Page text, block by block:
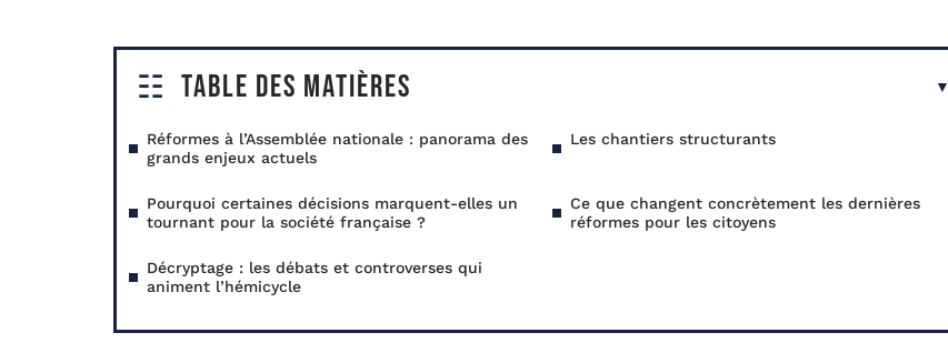
Table des matières
Réformes à l’Assemblée nationale : panorama des
grands enjeux actuels
Les chantiers structurants
Pourquoi certaines décisions marquent-elles un
tournant pour la société française ?
Ce que changent concrètement les dernières
réformes pour les citoyens
Décryptage : les débats et controverses qui
animent l’hémicycle